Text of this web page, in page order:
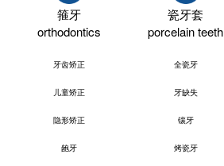
箍牙
orthodontics
牙齿矫正
儿童矫正
隐形矫正
龅牙
瓷牙套
porcelain teeth
全瓷牙
牙缺失
镶牙
烤瓷牙